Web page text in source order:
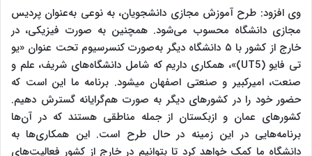
وی افزود: طرح آموزش مجازی دانشجویان، به نوعی به‌عنوان پردیس
مجازی دانشگاه محسوب می‌شود. همچنین به صورت فیزیکی، در
خارج از کشور با ۵ دانشگاه دیگر به‌صورت کنسرسیوم تحت عنوان «یو
تی فایو (UT5)»، همکاری داریم که شامل دانشگاه‌های شریف، علم و
صنعت، امیرکبیر و صنعتی اصفهان میشود. برنامه ما این است که
حضور خود را در کشورهای دیگر به صورت هم‌گرایانه گسترش دهیم.
کشورهای عمان و ازبکستان از جمله مناطقی هستند که در آن‌ها
برنامه‌هایی در این زمینه در حال طرح است. این همکاری‌ها به
دانشگاه ما کمک خواهد کرد تا بتوانیم در خارج از کشور فعالیت‌های